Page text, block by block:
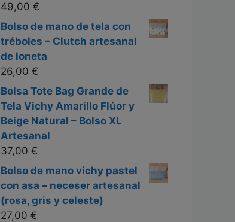
49,00 €
Bolso de mano de tela con
tréboles – Clutch artesanal
de loneta
26,00 €
Bolsa Tote Bag Grande de
Tela Vichy Amarillo Flúor y
Beige Natural – Bolso XL
Artesanal
37,00 €
Bolso de mano vichy pastel
con asa – neceser artesanal
(rosa, gris y celeste)
27,00 €